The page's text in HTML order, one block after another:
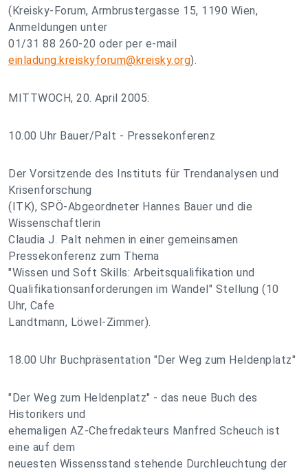
(Kreisky-Forum, Armbrustergasse 15, 1190 Wien,
Anmeldungen unter
01/31 88 260-20 oder per e-mail
einladung.kreiskyforum@kreisky.org).
MITTWOCH, 20. April 2005:
10.00 Uhr Bauer/Palt - Pressekonferenz
Der Vorsitzende des Instituts für Trendanalysen und
Krisenforschung
(ITK), SPÖ-Abgeordneter Hannes Bauer und die
Wissenschaftlerin
Claudia J. Palt nehmen in einer gemeinsamen
Pressekonferenz zum Thema
"Wissen und Soft Skills: Arbeitsqualifikation und
Qualifikationsanforderungen im Wandel" Stellung (10
Uhr, Cafe
Landtmann, Löwel-Zimmer).
18.00 Uhr Buchpräsentation "Der Weg zum Heldenplatz"
"Der Weg zum Heldenplatz" - das neue Buch des
Historikers und
ehemaligen AZ-Chefredakteurs Manfred Scheuch ist
eine auf dem
neuesten Wissensstand stehende Durchleuchtung der